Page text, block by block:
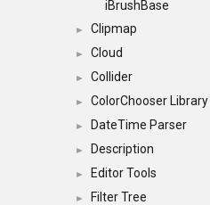
iBrushBase
► Clipmap
► Cloud
► Collider
► ColorChooser Library
► DateTime Parser
► Description
► Editor Tools
► Filter Tree